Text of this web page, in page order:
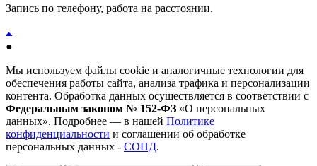
Запись по телефону, работа на расстоянии.
●
Мы используем файлы cookie и аналогичные технологии для
обеспечения работы сайта, анализа трафика и персонализации
контента. Обработка данных осуществляется в соответствии с
Федеральным законом № 152-ФЗ «О персональных
данных». Подробнее — в нашей Политике
конфиденциальности и соглашении об обработке
персональных данных - СОПД.